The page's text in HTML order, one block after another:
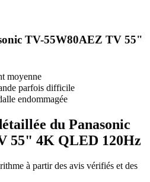
TV-55W80AEZ TV 55"
moyenne
parfois difficile
endommagée
du Panasonic
55" 4K QLED 120Hz
à partir des avis vérifiés et des